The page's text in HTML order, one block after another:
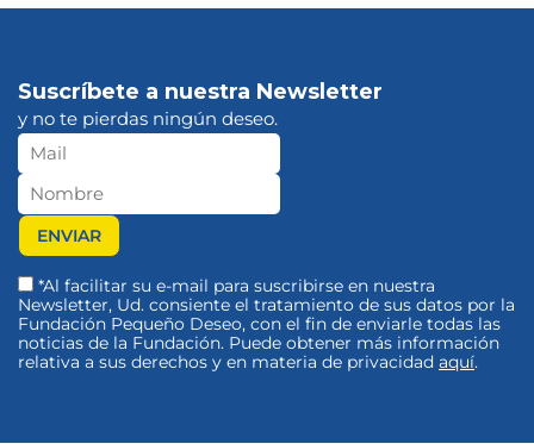
Suscríbete a nuestra Newsletter
y no te pierdas ningún deseo.
*Al facilitar su e-mail para suscribirse en nuestra
Newsletter, Ud. consiente el tratamiento de sus datos por la
Fundación Pequeño Deseo, con el fin de enviarle todas las
noticias de la Fundación. Puede obtener más información
relativa a sus derechos y en materia de privacidad aquí.